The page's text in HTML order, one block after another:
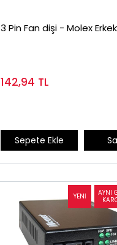
3 Pin Fan dişi - Molex
142,94 TL
Sepete Ekle